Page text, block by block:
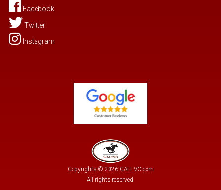
Facebook
Twitter
Instagram
Copyrights © 2026 CALEVO.com
All rights reserved.